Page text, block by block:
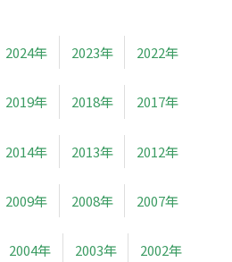
2024年 2023年 2022年
2019年 2018年 2017年
2014年 2013年 2012年
2009年 2008年 2007年
2004年 2003年 2002年